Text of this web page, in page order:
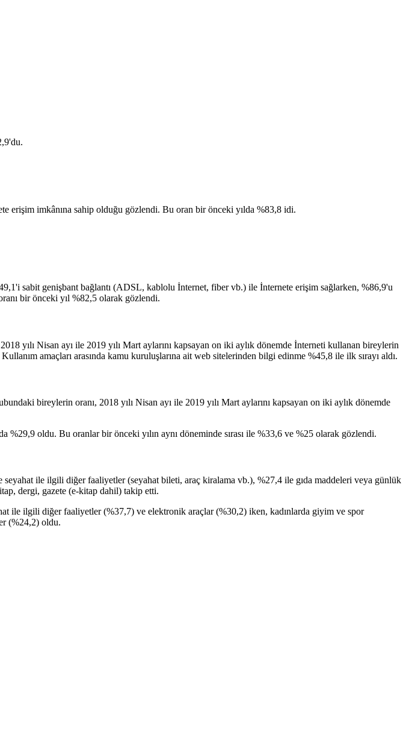
erişim imkânına sahip olduğu gözlendi. Bu oran bir önceki yılda %83,8 idi.
sabit genişbant bağlantı (ADSL, kablolu İnternet, fiber vb.) ile İnternete erişim sağlarken, %86,9'u
bir önceki yıl %82,5 olarak gözlendi.
yılı Nisan ayı ile 2019 yılı Mart aylarını kapsayan on iki aylık dönemde İnterneti kullanan bireylerin
amaçları arasında kamu kuruluşlarına ait web sitelerinden bilgi edinme %45,8 ile ilk sırayı aldı.
bireylerin oranı, 2018 yılı Nisan ayı ile 2019 yılı Mart aylarını kapsayan on iki aylık dönemde
oldu. Bu oranlar bir önceki yılın aynı döneminde sırası ile %33,6 ve %25 olarak gözlendi.
ile ilgili diğer faaliyetler (seyahat bileti, araç kiralama vb.), %27,4 ile gıda maddeleri veya günlük
dergi, gazete (e-kitap dahil) takip etti.
ile ilgili diğer faaliyetler (%37,7) ve elektronik araçlar (%30,2) iken, kadınlarda giyim ve spor
(%24,2) oldu.